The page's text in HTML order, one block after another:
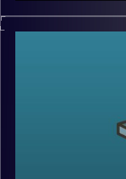
אין סמכות
יודעים
דנה וולף,
לממשל,